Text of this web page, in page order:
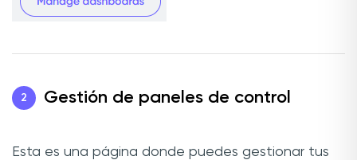
2 Gestión de paneles de control
Esta es una página donde puedes gestionar tus